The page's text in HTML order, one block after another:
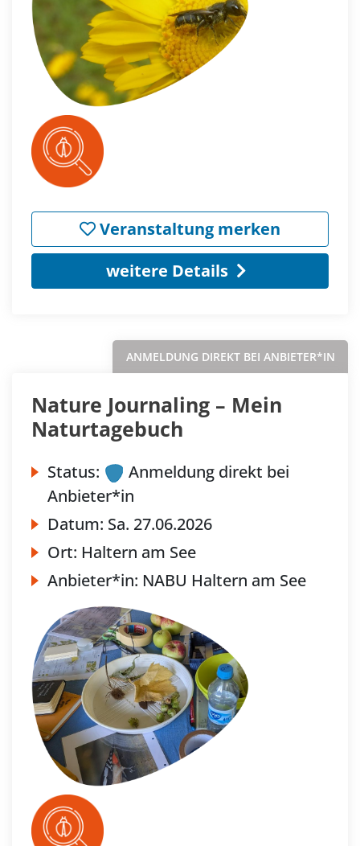
Veranstaltung merken
weitere Details
ANMELDUNG DIREKT BEI ANBIETER*IN
Nature Journaling – Mein
Naturtagebuch
Status:
Anmeldung direkt bei
Anbieter*in
Datum: Sa. 27.06.2026
Ort: Haltern am See
Anbieter*in: NABU Haltern am See